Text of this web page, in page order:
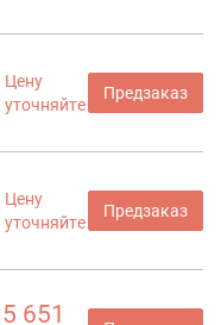
Цену
уточняйте
Предзаказ
Цену
уточняйте
Предзаказ
5 651